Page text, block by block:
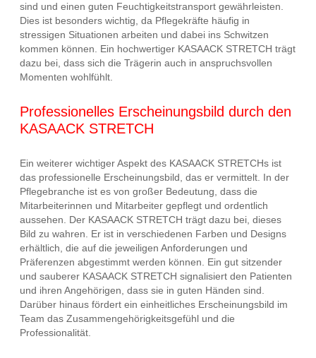
sind und einen guten Feuchtigkeitstransport gewährleisten.
Dies ist besonders wichtig, da Pflegekräfte häufig in
stressigen Situationen arbeiten und dabei ins Schwitzen
kommen können. Ein hochwertiger KASAACK STRETCH trägt
dazu bei, dass sich die Trägerin auch in anspruchsvollen
Momenten wohlfühlt.
Professionelles Erscheinungsbild durch den
KASAACK STRETCH
Ein weiterer wichtiger Aspekt des KASAACK STRETCHs ist
das professionelle Erscheinungsbild, das er vermittelt. In der
Pflegebranche ist es von großer Bedeutung, dass die
Mitarbeiterinnen und Mitarbeiter gepflegt und ordentlich
aussehen. Der KASAACK STRETCH trägt dazu bei, dieses
Bild zu wahren. Er ist in verschiedenen Farben und Designs
erhältlich, die auf die jeweiligen Anforderungen und
Präferenzen abgestimmt werden können. Ein gut sitzender
und sauberer KASAACK STRETCH signalisiert den Patienten
und ihren Angehörigen, dass sie in guten Händen sind.
Darüber hinaus fördert ein einheitliches Erscheinungsbild im
Team das Zusammengehörigkeitsgefühl und die
Professionalität.